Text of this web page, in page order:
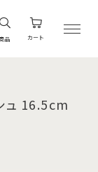
品 カート
16.5cm